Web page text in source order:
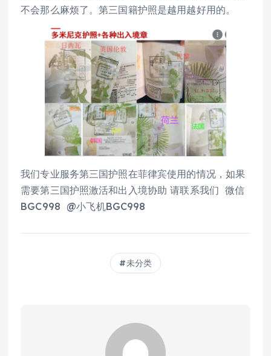
不会那么麻烦了。第三国籍护照是越用越好用的。
我们专业服务第三国护照在菲律宾使用的情况，如果
需要第三国护照激活和出入境协助 请联系我们 微信
BGC998 @小飞机BGC998
未分类